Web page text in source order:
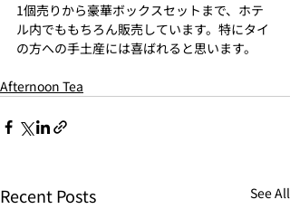
1個売りから豪華ボックスセットまで、ホテ
ル内でももちろん販売しています。特にタイ
の方への手土産には喜ばれると思います。
Afternoon Tea
Recent Posts See All